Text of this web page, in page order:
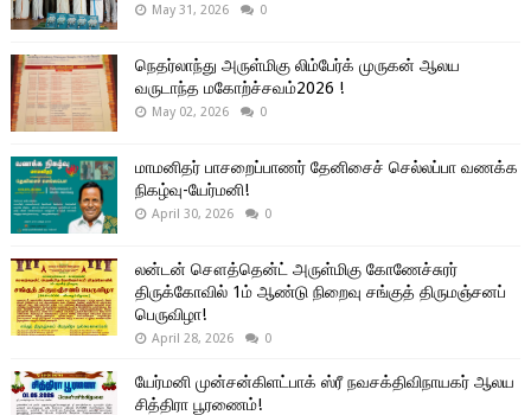
May 31, 2026 0
நெதர்லாந்து அருள்மிகு லிம்பேர்க் முருகன் ஆலய
வருடாந்த மகோற்ச்சவம்2026 !
May 02, 2026 0
மாமனிதர் பாசறைப்பாணர் தேனிசைச் செல்லப்பா வணக்க
நிகழ்வு-யேர்மனி!
April 30, 2026 0
லன்டன் சௌத்தென்ட் அருள்மிகு கோணேச்சுரர்
திருக்கோவில் 1ம் ஆண்டு நிறைவு சங்குத் திருமஞ்சனப்
பெருவிழா!
April 28, 2026 0
யேர்மனி முன்சன்கிளட்பாக் ஸ்ரீ நவசக்திவிநாயகர் ஆலய
சித்திரா பூரணைம்!